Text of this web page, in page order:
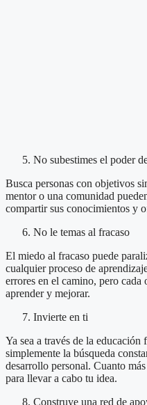
No subestimes el poder
Busca personas con objetivos
mentor o una comunidad
compartir sus conocimientos y
No le temas al fracaso
El miedo al fracaso puede
cualquier proceso de
errores en el camino, pero cada
aprender y mejorar.
Invierte en ti
Ya sea a través de la
simplemente la búsqueda
desarrollo personal. Cuanto
para llevar a cabo tu idea.
Construye una red de